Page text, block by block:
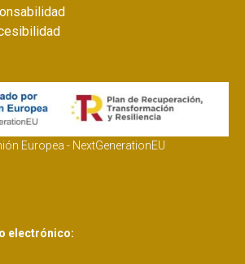
Europea - NextGenerationEU
electrónico: